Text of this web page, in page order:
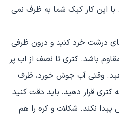
این کار کیک شما به ظرف نمی
درشت خرد کنید و درون ظرفی
باشد. کتری تا نصف از اب پر
وقتی آب جوش خورد، ظرف
کتری قرار دهید. باید دقت کنید
نکند. شکلات و کره را هم